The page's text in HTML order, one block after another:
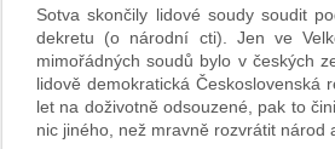
Sotva skončily lidové soudy soudit
dekretu (o národní cti). Jen ve
mimořádných soudů bylo v českých
lidově demokratická
let na doživotně odsouzené, pak to
nic jiného, než mravně rozvrátit národ